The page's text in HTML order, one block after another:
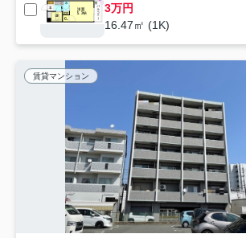
3万円
16.47㎡ (1K)
賃貸マンション